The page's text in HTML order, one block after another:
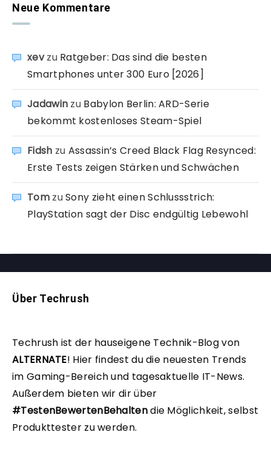
Neue Kommentare
xevzu Ratgeber: Das sind die besten
Smartphones unter 300 Euro [2026]
Jadawin zu Babylon Berlin: ARD-Serie
bekommt kostenloses Steam-Spiel
Fidsh zu Assassin’s Creed Black Flag Resynced:
Erste Tests zeigen Stärken und Schwächen
TomzuSony zieht einen Schlussstrich:
PlayStation sagt der Disc endgültig Lebewohl
Über Techrush
Techrush ist der hauseigene Technik-Blog von
ALTERNATE! Hier findest du die neuesten Trends
im Gaming-Bereich und tagesaktuelle IT-News.
Außerdem bieten wir dir über
#TestenBewertenBehaltendie Möglichkeit, selbst
Produkttester zu werden.